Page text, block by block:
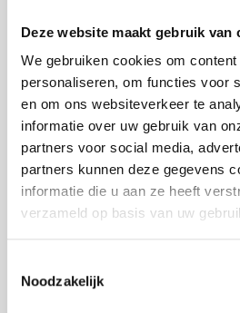
Deze website maakt gebruik van
We gebruiken cookies om
personaliseren, om functies voor
en om ons websiteverkeer te
informatie over uw gebruik van
partners voor social media,
partners kunnen deze gegevens
informatie die u aan ze heeft
verzameld op basis van uw
Noodzakelijk